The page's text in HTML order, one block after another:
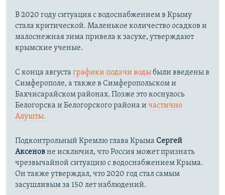
В 2020 году ситуация с водоснабжением в Крыму
стала критической. Маленькое количество осадков и
малоснежная зима привела к засухе, утверждают
крымские ученые.
С конца августа графики подачи водыбыли введены в
Симферополе, а также в Симферопольском и
Бахчисарайском районах. Позже это коснулось
Белогорска и Белогорского района и частично
Алушты.
Подконтрольный Кремлю глава Крыма Сергей
Аксеновне исключил, что Россия может признать
чрезвычайной ситуацию с водоснабжением Крыма.
Он также утверждал, что 2020 год стал самым
засушливым за 150 лет наблюдений.​